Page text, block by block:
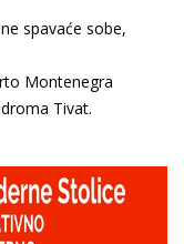
spavaće sobe,
Montenegra
Tivat.